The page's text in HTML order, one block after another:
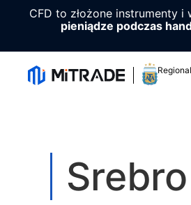
CFD to złożone instrumenty
pieniądze podczas
Srebro